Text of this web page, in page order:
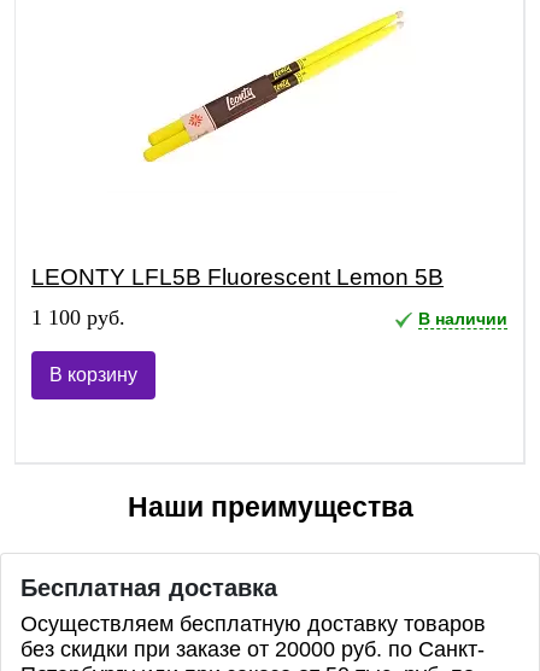
LEONTY LFL5B Fluorescent Lemon 5B
1 100 руб. В наличии
В корзину
Наши преимущества
Бесплатная доставка
Осуществляем бесплатную доставку товаров
без скидки при заказе от 20000 руб. по Санкт-